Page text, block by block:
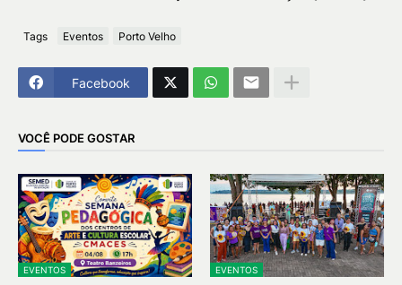
Tags Eventos Porto Velho
Facebook
VOCÊ PODE GOSTAR
EVENTOS EVENTOS